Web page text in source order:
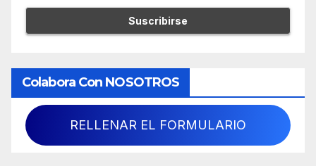
Colabora Con NOSOTROS
RELLENAR EL FORMULARIO